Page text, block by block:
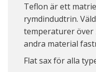
Teflon är ett
rymdindudtrin.
temperaturer över
andra material
Flat sax för alla